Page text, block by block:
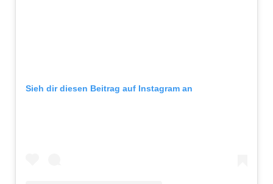
Sieh dir diesen Beitrag auf Instagram an